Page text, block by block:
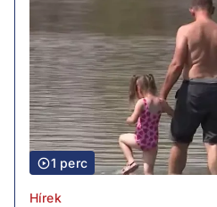
1 perc
Hírek